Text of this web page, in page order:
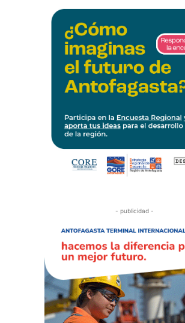
- publicidad -